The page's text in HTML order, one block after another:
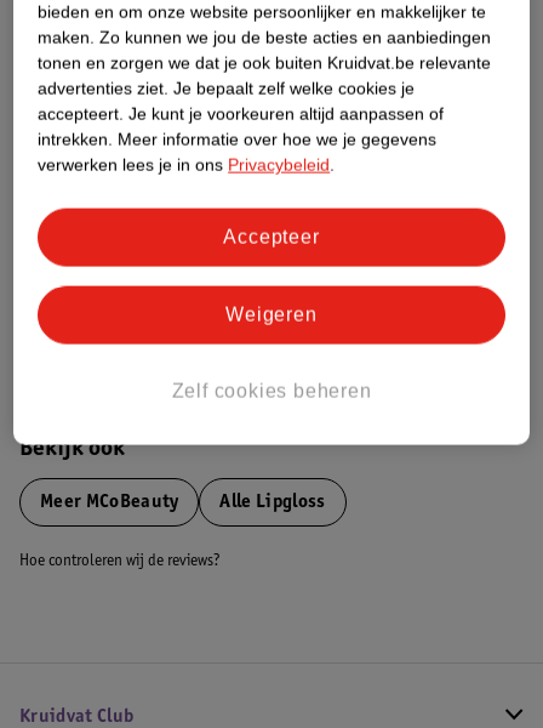
Productinformatie
Etiketinformatie
Nature Impact Score
Dit product heeft (nog) geen Nature
Impact Score.
Bekijk ook
Meer MCoBeauty Alle Lipgloss
Hoe controleren wij de reviews?
Kruidvat Club
bieden en om onze website persoonlijker en makkelijker te
maken. Zo kunnen we jou de beste acties en aanbiedingen
tonen en zorgen we dat je ook buiten Kruidvat.be relevante
advertenties ziet. Je bepaalt zelf welke cookies je
accepteert. Je kunt je voorkeuren altijd aanpassen of
intrekken. Meer informatie over hoe we je gegevens
verwerken lees je in ons Privacybeleid.
Zelf cookies beheren
Weigeren
Accepteer